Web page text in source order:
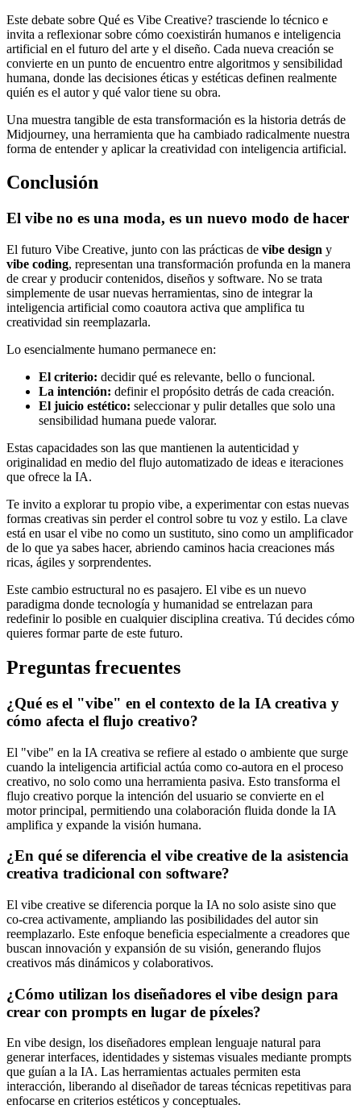
Este debate sobre Qué es Vibe Creative? trasciende lo técnico e
invita a reflexionar sobre cómo coexistirán humanos e inteligencia
artificial en el futuro del arte y el diseño. Cada nueva creación se
convierte en un punto de encuentro entre algoritmos y sensibilidad
humana, donde las decisiones éticas y estéticas definen realmente
quién es el autor y qué valor tiene su obra.
Una muestra tangible de esta transformación es la historia detrás de
Midjourney, una herramienta que ha cambiado radicalmente nuestra
forma de entender y aplicar la creatividad con inteligencia artificial.
Conclusión
El vibe no es una moda, es un nuevo modo de hacer
El futuro Vibe Creative, junto con las prácticas de vibe design y
vibe coding, representan una transformación profunda en la manera
de crear y producir contenidos, diseños y software. No se trata
simplemente de usar nuevas herramientas, sino de integrar la
inteligencia artificial como coautora activa que amplifica tu
creatividad sin reemplazarla.
Lo esencialmente humano permanece en:
El criterio: decidir qué es relevante, bello o funcional.
La intención: definir el propósito detrás de cada creación.
El juicio estético: seleccionar y pulir detalles que solo una
sensibilidad humana puede valorar.
Estas capacidades son las que mantienen la autenticidad y
originalidad en medio del flujo automatizado de ideas e iteraciones
que ofrece la IA.
Te invito a explorar tu propio vibe, a experimentar con estas nuevas
formas creativas sin perder el control sobre tu voz y estilo. La clave
está en usar el vibe no como un sustituto, sino como un amplificador
de lo que ya sabes hacer, abriendo caminos hacia creaciones más
ricas, ágiles y sorprendentes.
Este cambio estructural no es pasajero. El vibe es un nuevo
paradigma donde tecnología y humanidad se entrelazan para
redefinir lo posible en cualquier disciplina creativa. Tú decides cómo
quieres formar parte de este futuro.
Preguntas frecuentes
¿Qué es el "vibe" en el contexto de la IA creativa y
cómo afecta el flujo creativo?
El "vibe" en la IA creativa se refiere al estado o ambiente que surge
cuando la inteligencia artificial actúa como co-autora en el proceso
creativo, no solo como una herramienta pasiva. Esto transforma el
flujo creativo porque la intención del usuario se convierte en el
motor principal, permitiendo una colaboración fluida donde la IA
amplifica y expande la visión humana.
¿En qué se diferencia el vibe creative de la asistencia
creativa tradicional con software?
El vibe creative se diferencia porque la IA no solo asiste sino que
co-crea activamente, ampliando las posibilidades del autor sin
reemplazarlo. Este enfoque beneficia especialmente a creadores que
buscan innovación y expansión de su visión, generando flujos
creativos más dinámicos y colaborativos.
¿Cómo utilizan los diseñadores el vibe design para
crear con prompts en lugar de píxeles?
En vibe design, los diseñadores emplean lenguaje natural para
generar interfaces, identidades y sistemas visuales mediante prompts
que guían a la IA. Las herramientas actuales permiten esta
interacción, liberando al diseñador de tareas técnicas repetitivas para
enfocarse en criterios estéticos y conceptuales.